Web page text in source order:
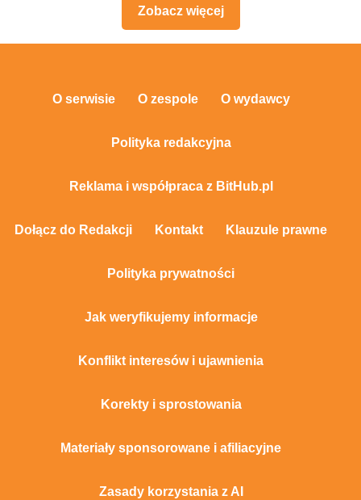
Zobacz więcej
O serwisie O zespole O wydawcy
Polityka redakcyjna
Reklama i współpraca z BitHub.pl
Dołącz do Redakcji Kontakt Klauzule prawne
Polityka prywatności
Jak weryfikujemy informacje
Konflikt interesów i ujawnienia
Korekty i sprostowania
Materiały sponsorowane i afiliacyjne
Zasady korzystania z AI